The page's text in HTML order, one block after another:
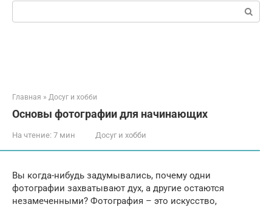
Поиск:
Главная » Досуг и хобби
Основы фотографии для начинающих
На чтение: 7 мин Досуг и хобби
Вы когда-нибудь задумывались, почему одни
фотографии захватывают дух, а другие остаются
незамеченными? Фотография – это искусство,